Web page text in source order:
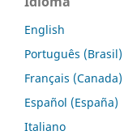
English
Português (Brasil)
Français (Canada)
Español (España)
Italiano